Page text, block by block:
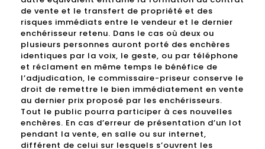
de vente et le transfert de propriété et des
risques immédiats entre le vendeur et le dernier
enchérisseur retenu. Dans le cas où deux ou
plusieurs personnes auront porté des enchères
identiques par la voix, le geste, ou par téléphone
et réclament en même temps le bénéfice de
l’adjudication, le commissaire-priseur conserve le
droit de remettre le bien immédiatement en vente
au dernier prix proposé par les enchérisseurs.
Tout le public pourra participer à ces nouvelles
enchères. En cas d’erreur de présentation d’un lot
pendant la vente, en salle ou sur internet,
différent de celui sur lesquels s’ouvrent les